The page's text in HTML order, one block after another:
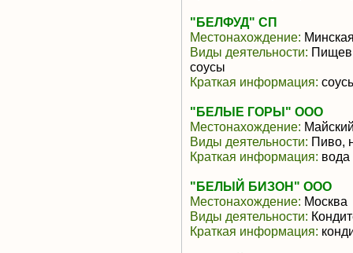
"БЕЛФУД" СП
Местонахождение:
Виды деятельности:
соусы
Краткая информация:
"БЕЛЫЕ ГОРЫ" ООО
Местонахождение:
Виды деятельности: Пиво,
Краткая информация:
"БЕЛЫЙ БИЗОН" ООО
Местонахождение: Москва
Виды деятельности:
Краткая информация: